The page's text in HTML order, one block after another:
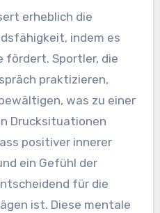
erheblich die
indem es
fördert. Sportler, die
praktizieren,
was zu einer
Drucksituationen
positiver innerer
ein Gefühl der
für die
ist. Diese mentale